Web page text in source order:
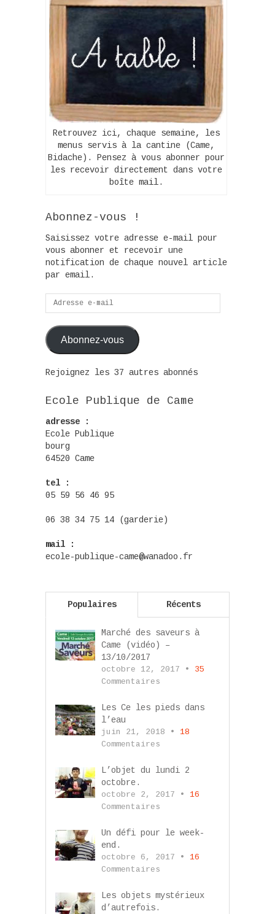
Retrouvez ici, chaque semaine, les
menus servis à la cantine (Came,
Bidache). Pensez à vous abonner pour
les recevoir directement dans votre
boîte mail.
Abonnez-vous !
Saisissez votre adresse e-mail pour
vous abonner et recevoir une
notification de chaque nouvel article
par email.
Adresse
e-
mail
Abonnez-vous
Rejoignez les 37 autres abonnés
Ecole Publique de Came
adresse :
Ecole Publique
bourg
64520 Came
tel :
05 59 56 46 95
06 38 34 75 14 (garderie)
mail :
ecole-publique-came@wanadoo.fr
Populaires Récents
Marché des saveurs à
Came (vidéo) –
13/10/2017
octobre 12, 2017 • 35
Commentaires
Les Ce les pieds dans
l’eau
juin 21, 2018 • 18
Commentaires
L’objet du lundi 2
octobre.
octobre 2, 2017 • 16
Commentaires
Un défi pour le week-
end.
octobre 6, 2017 • 16
Commentaires
Les objets mystérieux
d’autrefois.